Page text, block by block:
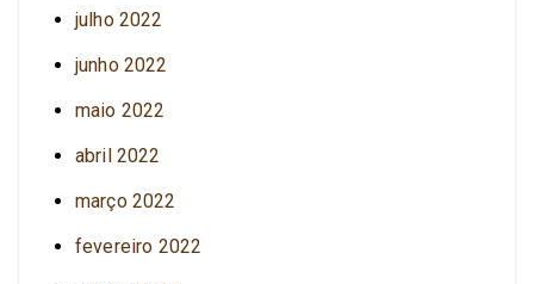
julho 2022
junho 2022
maio 2022
abril 2022
março 2022
fevereiro 2022